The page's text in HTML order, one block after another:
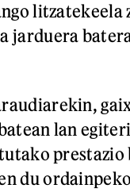
jarduera
lan
du